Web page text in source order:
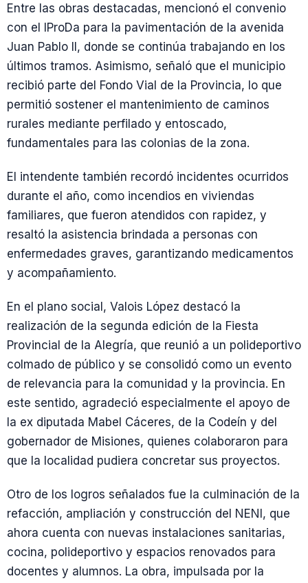
Entre las obras destacadas, mencionó el convenio
con el IProDa para la pavimentación de la avenida
Juan Pablo II, donde se continúa trabajando en los
últimos tramos. Asimismo, señaló que el municipio
recibió parte del Fondo Vial de la Provincia, lo que
permitió sostener el mantenimiento de caminos
rurales mediante perfilado y entoscado,
fundamentales para las colonias de la zona.
El intendente también recordó incidentes ocurridos
durante el año, como incendios en viviendas
familiares, que fueron atendidos con rapidez, y
resaltó la asistencia brindada a personas con
enfermedades graves, garantizando medicamentos
y acompañamiento.
En el plano social, Valois López destacó la
realización de la segunda edición de la Fiesta
Provincial de la Alegría, que reunió a un polideportivo
colmado de público y se consolidó como un evento
de relevancia para la comunidad y la provincia. En
este sentido, agradeció especialmente el apoyo de
la ex diputada Mabel Cáceres, de la Codeín y del
gobernador de Misiones, quienes colaboraron para
que la localidad pudiera concretar sus proyectos.
Otro de los logros señalados fue la culminación de la
refacción, ampliación y construcción del NENI, que
ahora cuenta con nuevas instalaciones sanitarias,
cocina, polideportivo y espacios renovados para
docentes y alumnos. La obra, impulsada por la